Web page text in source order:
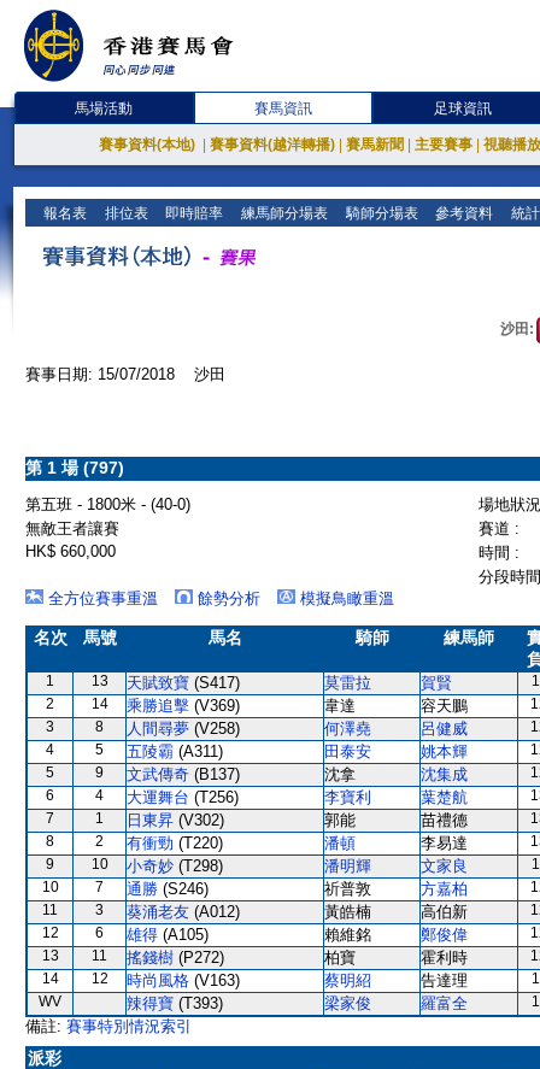
馬場活動 賽馬資訊 足球資訊
賽事資料(本地) 賽事資料(越洋轉播) 賽馬新聞 主要賽事 視聽播
報名表 排位表 即時賠率 練馬師分場表 騎師分場表 參考資料 統
沙田:
賽事日期: 15/07/2018 沙田
第 1 場 (797)
第五班 - 1800米 - (40-0)
場地狀
無敵王者讓賽
賽道 :
HK$ 660,000
時間 :
分段時
全方位賽事重溫
餘勢分析 模擬鳥瞰重溫
名次 馬號 馬名 騎師 練馬師
1 13 天賦致寶 (S417) 莫雷拉 賀賢
2
14 乘勝追擊 (V369) 韋達 容天鵬
3
8 人間尋夢 (V258) 何澤堯 呂健威
4
5 五陵霸 (A311) 田泰安 姚本輝
5
9 文武傳奇 (B137) 沈拿 沈集成
6
4 大運舞台 (T256) 李寶利 葉楚航
7
1 日東昇 (V302) 郭能 苗禮德
8
2 有衝勁 (T220) 潘頓 李易達
9
10 小奇妙 (T298) 潘明輝 文家良
10
7 通勝 (S246) 祈普敦 方嘉柏
11
3 葵涌老友 (A012) 黃皓楠 高伯新
12
6 雄得 (A105) 賴維銘 鄭俊偉
13
11 搖錢樹 (P272) 柏寶 霍利時
14
12 時尚風格 (V163) 蔡明紹 告達理
WV
辣得寶 (T393) 梁家俊 羅富全
備註: 賽事特別情況索引
派彩